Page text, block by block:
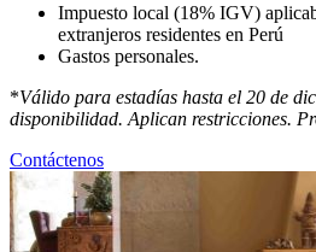
Impuesto local (18% IGV)
extranjeros residentes en Perú
Gastos personales.
*Válido para estadías hasta el 20 de
disponibilidad. Aplican restricciones.
Contáctenos